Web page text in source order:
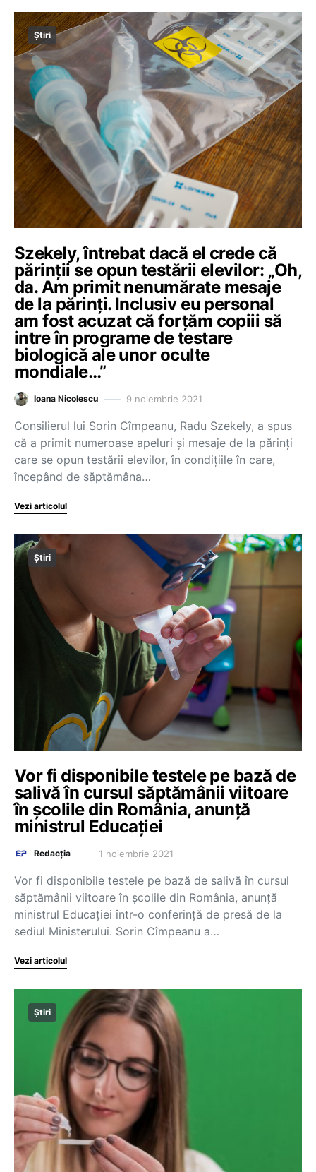
Știri
Szekely, întrebat dacă el crede că
părinții se opun testării elevilor: „Oh,
da. Am primit nenumărate mesaje
de la părinți. Inclusiv eu personal
am fost acuzat că forțăm copiii să
intre în programe de testare
biologică ale unor oculte
mondiale…”
Ioana Nicolescu 9 noiembrie 2021
Consilierul lui Sorin Cîmpeanu, Radu Szekely, a spus
că a primit numeroase apeluri și mesaje de la părinți
care se opun testării elevilor, în condițiile în care,
începând de săptămâna…
Vezi articolul
Știri
Vor fi disponibile testele pe bază de
salivă în cursul săptămânii viitoare
în școlile din România, anunță
ministrul Educației
Redacția 1 noiembrie 2021
Vor fi disponibile testele pe bază de salivă în cursul
săptămânii viitoare în școlile din România, anunță
ministrul Educației într-o conferință de presă de la
sediul Ministerului. Sorin Cîmpeanu a…
Vezi articolul
Știri